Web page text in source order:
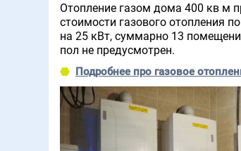
Отопление газом дома 400 кв м
стоимости газового отопления
на 25 кВт, суммарно 13
пол не предусмотрен.
Подробнее про газовое